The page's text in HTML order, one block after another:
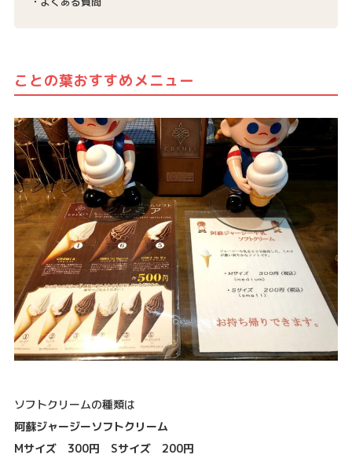
ことの葉おすすめメニュー
ソフトクリームの種類は
阿蘇ジャージーソフトクリーム
Mサイズ 300円 Sサイズ 200円